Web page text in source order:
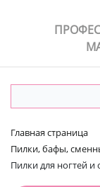
Главная страница
Пилки, бафы,
Пилки для ногтей